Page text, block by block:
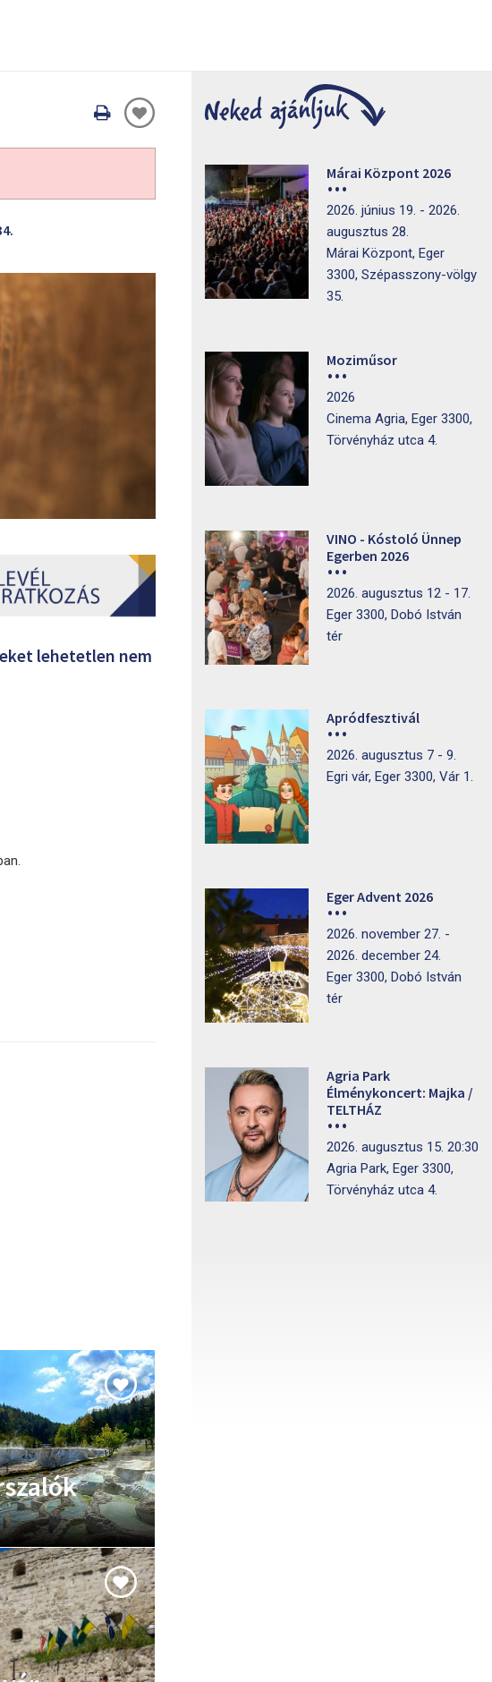
Oldal
lehetetlen nem
Márai Központ 2026
2026. június 19. - 2026.
augusztus 28.
Márai Központ, Eger
3300, Szépasszony-völgy
35.
Moziműsor
2026
Cinema Agria, Eger 3300,
Törvényház utca 4.
VINO - Kóstoló Ünnep
Egerben 2026
2026. augusztus 12 - 17.
Eger 3300, Dobó István
tér
Apródfesztivál
2026. augusztus 7 - 9.
Egri vár, Eger 3300, Vár 1.
Eger Advent 2026
2026. november 27. -
2026. december 24.
Eger 3300, Dobó István
tér
Agria Park
Élménykoncert: Majka /
TELTHÁZ
2026. augusztus 15. 20:30
Agria Park, Eger 3300,
Törvényház utca 4.